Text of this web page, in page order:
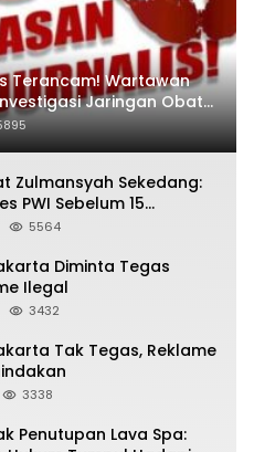
Terancam! Wartawan
Jaringan Obat
Zulmansyah Sekedang:
PWI Sebelum 15
5564
Diminta Tegas
Ilegal
3432
Tak Tegas, Reklame
3338
Penutupan Lava Spa: